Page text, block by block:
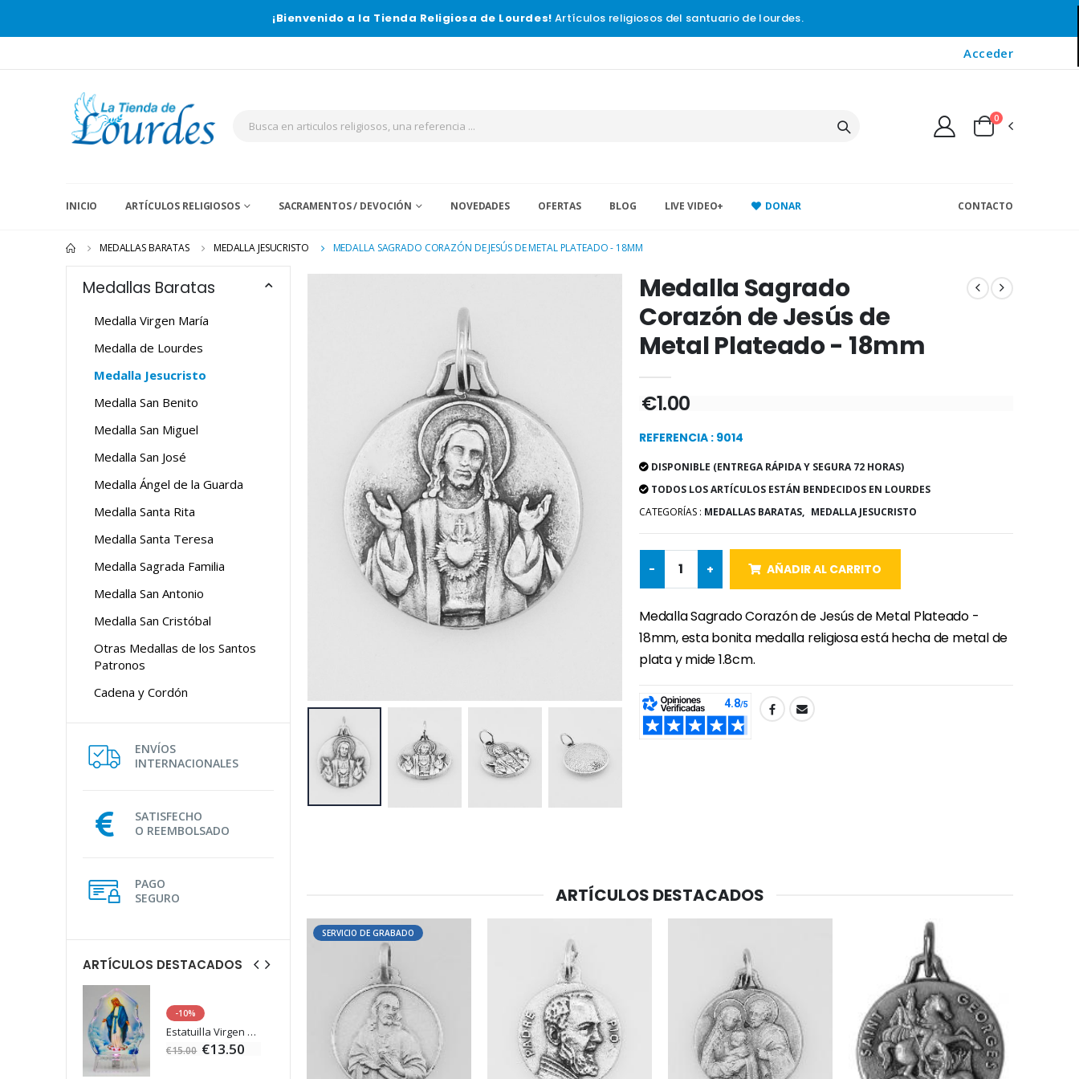
¡Bienvenido a la Tienda Religiosa de Lourdes! Artículos religiosos del santuario de lourdes.
Acceder
0
INICIO ARTÍCULOS RELIGIOSOS SACRAMENTOS / DEVOCIÓN NOVEDADES OFERTAS BLOG LIVE VIDEO+ DONAR CONTACTO
MEDALLAS BARATAS MEDALLA JESUCRISTO MEDALLA SAGRADO CORAZÓN DE JESÚS DE METAL PLATEADO - 18MM
Medallas Baratas
Medalla Virgen María
Medalla de Lourdes
Medalla Jesucristo
Medalla San Benito
Medalla San Miguel
Medalla San José
Medalla Ángel de la Guarda
Medalla Santa Rita
Medalla Santa Teresa
Medalla Sagrada Familia
Medalla San Antonio
Medalla San Cristóbal
Otras Medallas de los Santos
Patronos
Cadena y Cordón
ENVÍOS
INTERNACIONALES
SATISFECHO
O REEMBOLSADO
PAGO
SEGURO
ARTÍCULOS DESTACADOS
-10%
Estatuilla Virgen Milagrosa Luminosa
€15.00 €13.50
-20%
€24.90 €19.92
-10%
€15.00 €13.50
-20%
Agua de Lourdes 1L
€24.90 €19.92
Medalla Sagrado
Corazón de Jesús de
Metal Plateado - 18mm
€1.00
REFERENCIA : 9014
DISPONIBLE (ENTREGA RÁPIDA Y SEGURA 72 HORAS)
TODOS LOS ARTÍCULOS ESTÁN BENDECIDOS EN LOURDES
CATEGORÍAS : MEDALLAS BARATAS, MEDALLA JESUCRISTO
- + AÑADIR AL CARRITO
Medalla Sagrado Corazón de Jesús de Metal Plateado -
18mm, esta bonita medalla religiosa está hecha de metal de
plata y mide 1.8cm.
SHARE:
ARTÍCULOS DESTACADOS
SERVICIO DE GRABADO